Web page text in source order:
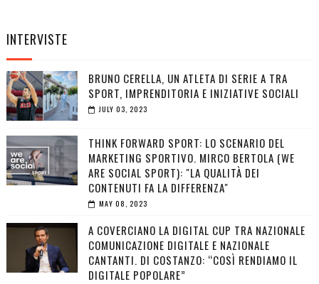
INTERVISTE
BRUNO CERELLA, UN ATLETA DI SERIE A TRA
SPORT, IMPRENDITORIA E INIZIATIVE SOCIALI
JULY 03, 2023
THINK FORWARD SPORT: LO SCENARIO DEL
MARKETING SPORTIVO. MIRCO BERTOLA (WE
ARE SOCIAL SPORT): "LA QUALITÀ DEI
CONTENUTI FA LA DIFFERENZA"
MAY 08, 2023
A COVERCIANO LA DIGITAL CUP TRA NAZIONALE
COMUNICAZIONE DIGITALE E NAZIONALE
CANTANTI. DI COSTANZO: “COSÌ RENDIAMO IL
DIGITALE POPOLARE”